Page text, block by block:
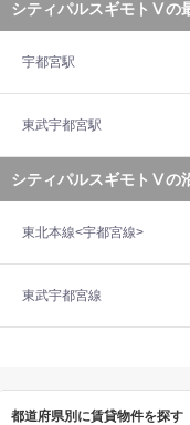
シティパルスギモトⅤの
宇都宮駅
東武宇都宮駅
シティパルスギモトⅤの
東北本線<宇都宮線>
東武宇都宮線
都道府県別に賃貸物件を探す